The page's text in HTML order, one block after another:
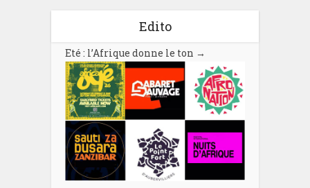
Edito
Eté : l’Afrique donne le ton →